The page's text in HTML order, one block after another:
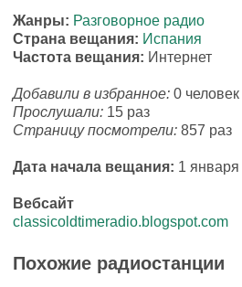
Жанры: Разговорное радио
Страна вещания: Испания
Частота вещания: Интернет
Добавили в избранное: 0 человек
Прослушали: 15 раз
Страницу посмотрели: 857 раз
Дата начала вещания: 1 января
Вебсайт
classicoldtimeradio.blogspot.com
Похожие радиостанции